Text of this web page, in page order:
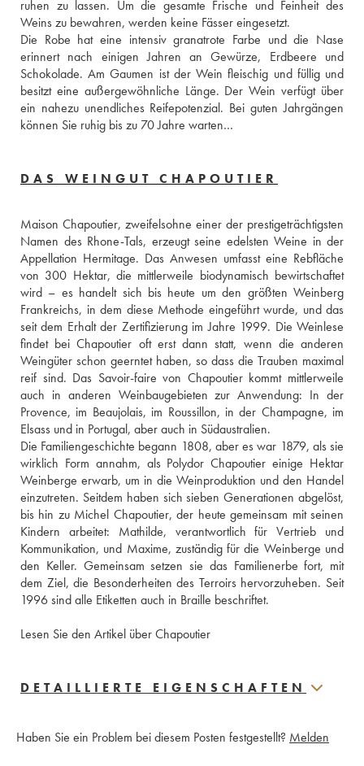
ruhen zu lassen. Um die gesamte Frische und Feinheit des
Weins zu bewahren, werden keine Fässer eingesetzt.
Die Robe hat eine intensiv granatrote Farbe und die Nase
erinnert nach einigen Jahren an Gewürze, Erdbeere und
Schokolade. Am Gaumen ist der Wein fleischig und füllig und
besitzt eine außergewöhnliche Länge. Der Wein verfügt über
ein nahezu unendliches Reifepotenzial. Bei guten Jahrgängen
können Sie ruhig bis zu 70 Jahre warten…
DAS WEINGUT CHAPOUTIER
Maison Chapoutier, zweifelsohne einer der prestigeträchtigsten
Namen des Rhone-Tals, erzeugt seine edelsten Weine in der
Appellation Hermitage. Das Anwesen umfasst eine Rebfläche
von 300 Hektar, die mittlerweile biodynamisch bewirtschaftet
wird – es handelt sich bis heute um den größten Weinberg
Frankreichs, in dem diese Methode eingeführt wurde, und das
seit dem Erhalt der Zertifizierung im Jahre 1999. Die Weinlese
findet bei Chapoutier oft erst dann statt, wenn die anderen
Weingüter schon geerntet haben, so dass die Trauben maximal
reif sind. Das Savoir-faire von Chapoutier kommt mittlerweile
auch in anderen Weinbaugebieten zur Anwendung: In der
Provence, im Beaujolais, im Roussillon, in der Champagne, im
Elsass und in Portugal, aber auch in Südaustralien.
Die Familiengeschichte begann 1808, aber es war 1879, als sie
wirklich Form annahm, als Polydor Chapoutier einige Hektar
Weinberge erwarb, um in die Weinproduktion und den Handel
einzutreten. Seitdem haben sich sieben Generationen abgelöst,
bis hin zu Michel Chapoutier, der heute gemeinsam mit seinen
Kindern arbeitet: Mathilde, verantwortlich für Vertrieb und
Kommunikation, und Maxime, zuständig für die Weinberge und
den Keller. Gemeinsam setzen sie das Familienerbe fort, mit
dem Ziel, die Besonderheiten des Terroirs hervorzuheben. Seit
1996 sind alle Etiketten auch in Braille beschriftet.
Lesen Sie den Artikel über Chapoutier
DETAILLIERTE EIGENSCHAFTEN
Haben Sie ein Problem bei diesem Posten festgestellt? Melden